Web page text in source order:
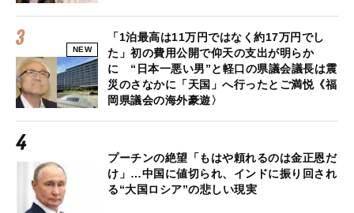
NEW
「1泊最高は11万円ではなく約17万円でし
た」初の費用公開で仰天の支出が明らか
に “日本一悪い男”と軽口の県議会議長は震
災のさなかに「天国」へ行ったとご満悦《福
岡県議会の海外豪遊〉
プーチンの絶望「もはや頼れるのは金正恩だ
け」…中国に値切られ、インドに振り回され
る“大国ロシア”の悲しい現実